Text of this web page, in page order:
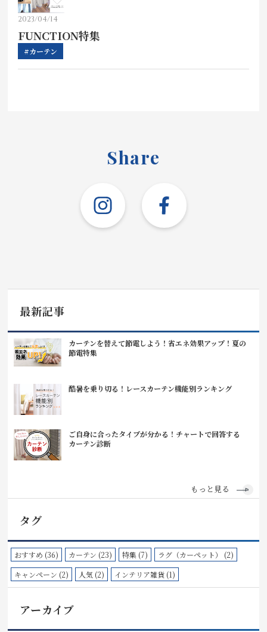
2023/04/14
FUNCTION特集
#カーテン
Share
最新記事
カーテンを替えて節電しよう！省エネ効果アップ！夏の
節電特集
酷暑を乗り切る！レースカーテン機能別ランキング
ご自身に合ったタイプが分かる！チャートで回答する
カーテン診断
もっと見る
タグ
おすすめ (36) カーテン (23) 特集 (7)
ラグ（カーペット） (2)
キャンペーン (2)
人気 (2) インテリア雑貨 (1)
アーカイブ